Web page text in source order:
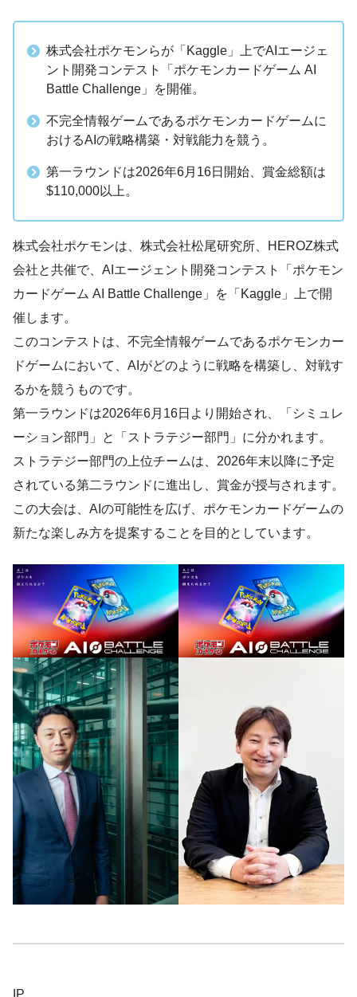
株式会社ポケモンらが「Kaggle」上でAIエージェ
ント開発コンテスト「ポケモンカードゲーム AI
Battle Challenge」を開催。
不完全情報ゲームであるポケモンカードゲームに
おけるAIの戦略構築・対戦能力を競う。
第一ラウンドは2026年6月16日開始、賞金総額は
$110,000以上。
株式会社ポケモンは、株式会社松尾研究所、HEROZ株式
会社と共催で、AIエージェント開発コンテスト「ポケモン
カードゲーム AI Battle Challenge」を「Kaggle」上で開
催します。
このコンテストは、不完全情報ゲームであるポケモンカー
ドゲームにおいて、AIがどのように戦略を構築し、対戦す
るかを競うものです。
第一ラウンドは2026年6月16日より開始され、「シミュレ
ーション部門」と「ストラテジー部門」に分かれます。
ストラテジー部門の上位チームは、2026年末以降に予定
されている第二ラウンドに進出し、賞金が授与されます。
この大会は、AIの可能性を広げ、ポケモンカードゲームの
新たな楽しみ方を提案することを目的としています。
IP